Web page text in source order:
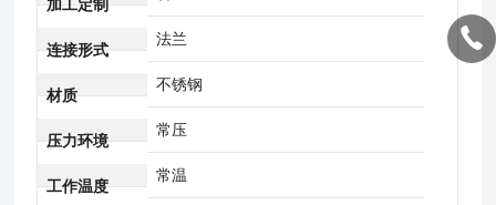
加工定制
连接形式
法兰
材质
不锈钢
压力环境
常压
工作温度
常温